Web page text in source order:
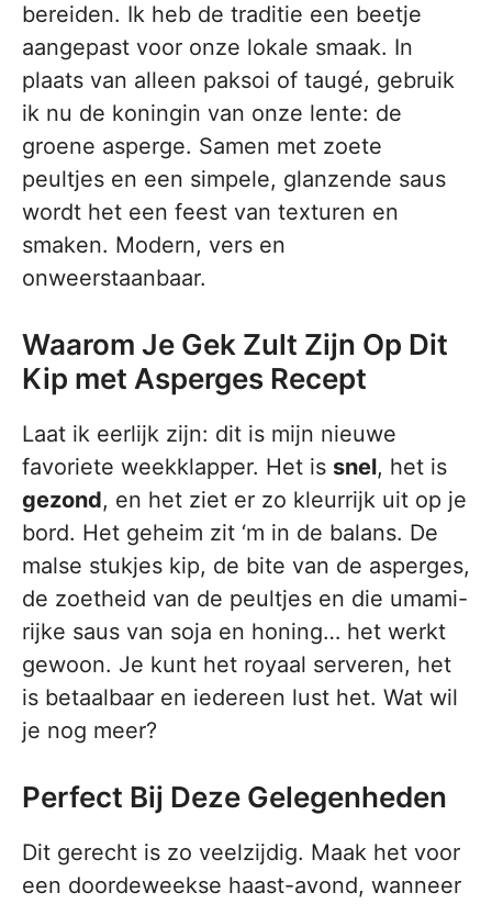
bereiden. Ik heb de traditie een beetje
aangepast voor onze lokale smaak. In
plaats van alleen paksoi of taugé, gebruik
ik nu de koningin van onze lente: de
groene asperge. Samen met zoete
peultjes en een simpele, glanzende saus
wordt het een feest van texturen en
smaken. Modern, vers en
onweerstaanbaar.
Waarom Je Gek Zult Zijn Op Dit
Kip met Asperges Recept
Laat ik eerlijk zijn: dit is mijn nieuwe
favoriete weekklapper. Het is snel, het is
gezond, en het ziet er zo kleurrijk uit op je
bord. Het geheim zit ‘m in de balans. De
malse stukjes kip, de bite van de asperges,
de zoetheid van de peultjes en die umami-
rijke saus van soja en honing… het werkt
gewoon. Je kunt het royaal serveren, het
is betaalbaar en iedereen lust het. Wat wil
je nog meer?
Perfect Bij Deze Gelegenheden
Dit gerecht is zo veelzijdig. Maak het voor
een doordeweekse haast-avond, wanneer